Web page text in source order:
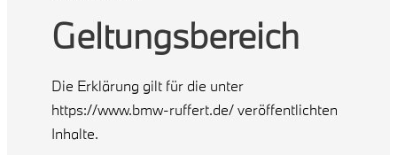
Geltungsbereich
Die Erklärung gilt für die unter
https://www.bmw-ruffert.de/ veröffentlichten
Inhalte.